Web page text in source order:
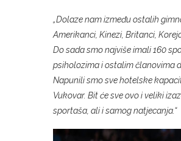
„Dolaze nam između ostalih
Amerikanci, Kinezi, Britanci,
Do sada smo najviše imali 160
psiholozima i ostalim članovima
Napunili smo sve hotelske
Vukovar. Bit će sve ovo i veliki
sportaša, ali i samog natjecanja.“